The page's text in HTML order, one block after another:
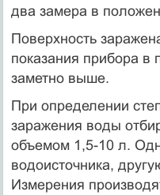
два замера в
Поверхность
показания прибора в
заметно выше.
При определении
заражения воды
объемом 1,5-10 л.
водоисточника,
Измерения